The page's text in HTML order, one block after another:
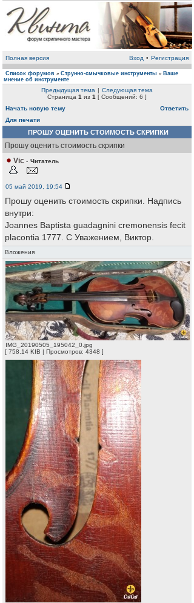
Полная версия Вход • Регистрация
Список форумов » Струнно-смычковые инструменты » Ваше
мнение об инструменте
Предыдущая тема | Следующая тема
Страница 1 из 1 [ Сообщений: 6 ]
Начать новую тему
Ответить
Для печати
ПРОШУ ОЦЕНИТЬ СТОИМОСТЬ СКРИПКИ
Прошу оценить стоимость скрипки
Vic - Читатель
05 май 2019, 19:54
Прошу оценить стоимость скрипки. Надпись
внутри:
Joannes Baptista guadagnini cremonensis fecit
placontia 1777. С Уважением, Виктор.
Вложения
IMG_20190505_195042_0.jpg
[ 758.14 KIB | Просмотров: 4348 ]